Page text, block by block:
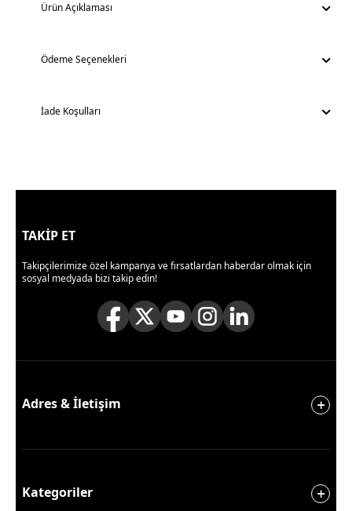
Ürün Açıklaması
Ödeme Seçenekleri
İade Koşulları
TAKİP ET
Takipçilerimize özel kampanya ve fırsatlardan haberdar olmak için
sosyal medyada bizi takip edin!
Adres & İletişim
Kategoriler